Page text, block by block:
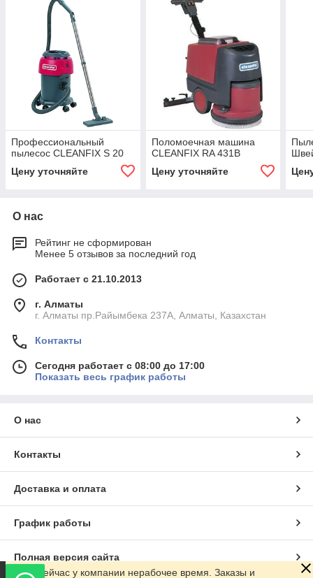
Профессиональный
пылесос CLEANFIX S 20
Цену уточняйте
Поломоечная машина
CLEANFIX RA 431B
Цену уточняйте
О нас
Рейтинг не сформирован
Менее 5 отзывов за последний год
Работает с 21.10.2013
г. Алматы
г. Алматы пр.Райымбека 237А, Алматы, Казахстан
Контакты
Сегодня работает с 08:00 до 17:00
Показать весь график работы
О нас
Контакты
Доставка и оплата
График работы
Полная версия сайта
Сейчас у компании нерабочее время. Заказы и